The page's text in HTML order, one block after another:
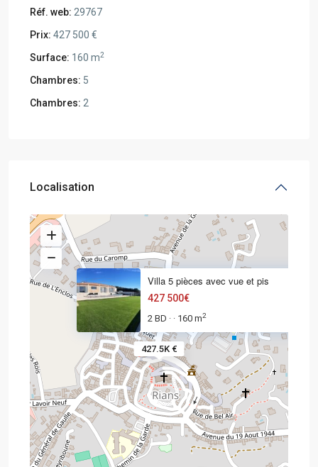
Réf. web: 29767
Prix: 427 500 €
Surface: 160 m2
Chambres: 5
Chambres: 2
Localisation
427.5K €
Villa 5 pièces avec vue et pis
427 500€
2 BD · · 160 m2